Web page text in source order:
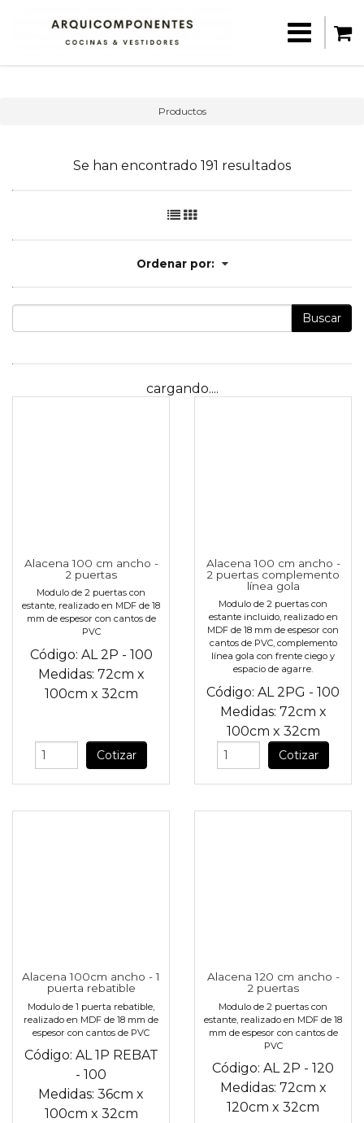
Productos
Se han encontrado 191 resultados
Ordenar por:
Buscar
cargando....
Alacena 100 cm ancho -
2 puertas
Modulo de 2 puertas con
estante, realizado en MDF de 18
mm de espesor con cantos de
PVC
Código: AL 2P - 100
Medidas: 72cm x
100cm x 32cm
Cotizar
Alacena 100 cm ancho -
2 puertas complemento
línea gola
Modulo de 2 puertas con
estante incluido, realizado en
MDF de 18 mm de espesor con
cantos de PVC, complemento
línea gola con frente ciego y
espacio de agarre.
Código: AL 2PG - 100
Medidas: 72cm x
100cm x 32cm
Cotizar
Alacena 100cm ancho - 1
puerta rebatible
Modulo de 1 puerta rebatible,
realizado en MDF de 18 mm de
espesor con cantos de PVC
Código: AL 1P REBAT
- 100
Medidas: 36cm x
100cm x 32cm
Alacena 120 cm ancho -
2 puertas
Modulo de 2 puertas con
estante, realizado en MDF de 18
mm de espesor con cantos de
PVC
Código: AL 2P - 120
Medidas: 72cm x
120cm x 32cm